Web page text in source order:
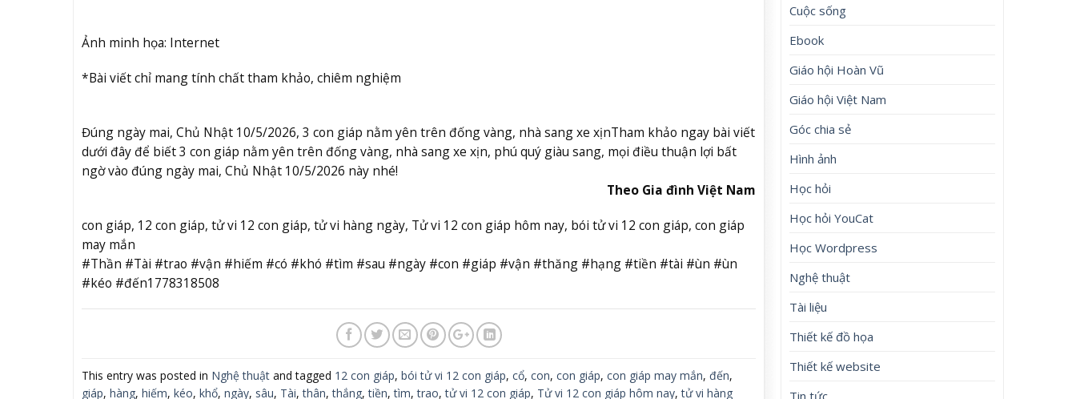
Ảnh minh họa: Internet
*Bài viết chỉ mang tính chất tham khảo, chiêm nghiệm
Đúng ngày mai, Chủ Nhật 10/5/2026, 3 con giáp nằm yên trên đống vàng, nhà sang xe xịnTham khảo ngay bài viết
dưới đây để biết 3 con giáp nằm yên trên đống vàng, nhà sang xe xịn, phú quý giàu sang, mọi điều thuận lợi bất
ngờ vào đúng ngày mai, Chủ Nhật 10/5/2026 này nhé!
Theo Gia đình Việt Nam
con giáp, 12 con giáp, tử vi 12 con giáp, tử vi hàng ngày, Tử vi 12 con giáp hôm nay, bói tử vi 12 con giáp, con giáp
may mắn
#Thần #Tài #trao #vận #hiếm #có #khó #tìm #sau #ngày #con #giáp #vận #thăng #hạng #tiền #tài #ùn #ùn
#kéo #đến1778318508
This entry was posted in Nghệ thuậtand tagged 12 con giáp, bói tử vi 12 con giáp, cổ, con, con giáp, con giáp may mắn, đến,
giáp, hàng, hiếm, kéo, khổ, ngày, sâu, Tài,thân,thắng,tiền,tìm,trao,tử vi 12 con giáp, Tử vi 12 con giáp hôm nay,tử vi hàng
Cuộc sống
Ebook
Giáo hội Hoàn Vũ
Giáo hội Việt Nam
Góc chia sẻ
Hình ảnh
Học hỏi
Học hỏi YouCat
Học Wordpress
Nghệ thuật
Tài liệu
Thiết kế đồ họa
Thiết kế website
Tin tức